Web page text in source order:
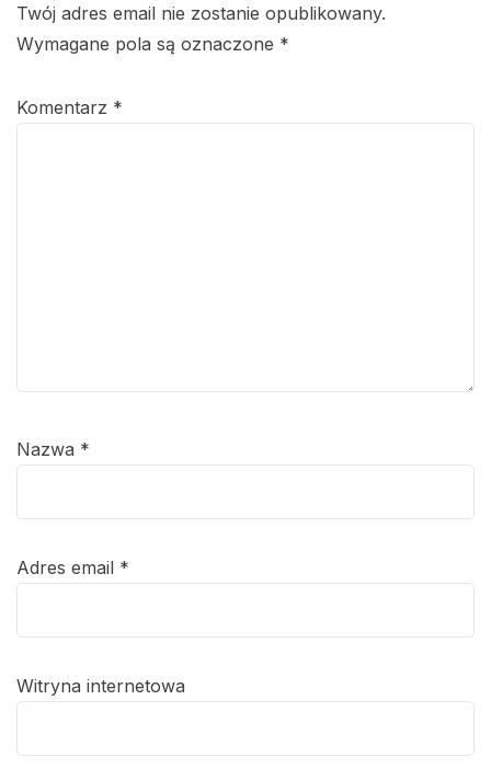
Twój adres email nie zostanie opublikowany.
Wymagane pola są oznaczone *
Komentarz *
Nazwa *
Adres email *
Witryna internetowa